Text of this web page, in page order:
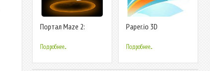
Портал Maze 2:
пространства-
времени игры
Подробнее...
Paper.io 3D
Подробнее...